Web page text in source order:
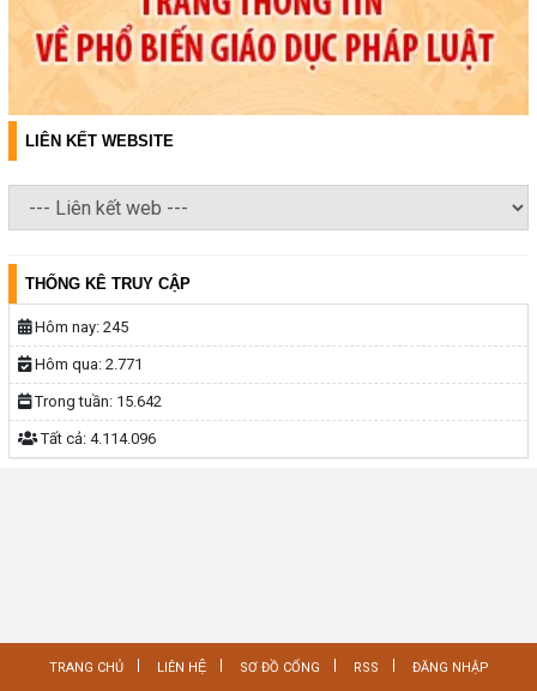
LIÊN KẾT WEBSITE
THỐNG KÊ TRUY CẬP
Hôm nay: 245
Hôm qua: 2.771
Trong tuần: 15.642
Tất cả: 4.114.096
TRANG CHỦ LIÊN HỆ SƠ ĐỒ CỔNG RSS ĐĂNG NHẬP